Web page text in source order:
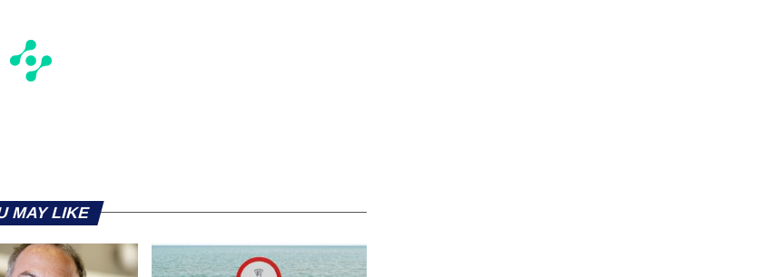
MAY LIKE